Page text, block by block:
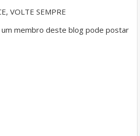
VOLTE SEMPRE
membro deste blog pode postar